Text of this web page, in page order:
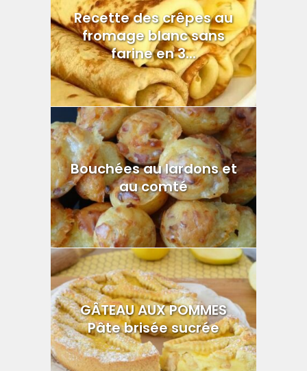
Recette des crêpes au
fromage blanc sans
farine en 3...
Bouchées au lardons et
au comté
GÂTEAU AUX POMMES
Pâte brisée sucrée